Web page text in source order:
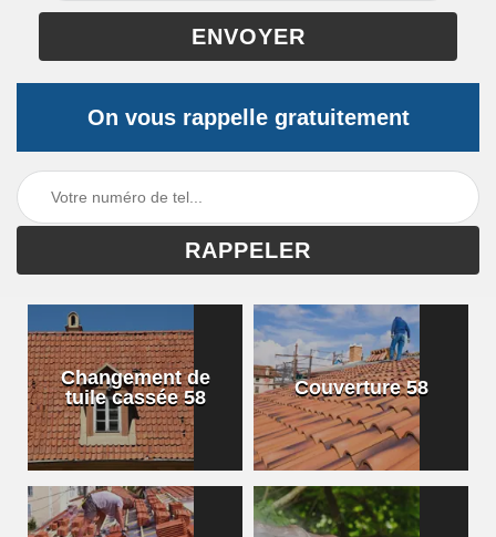
On vous rappelle gratuitement
Changement de
tuile cassée 58
Couverture 58